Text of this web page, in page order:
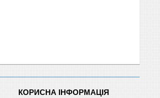
КОРИСНА ІНФОРМАЦІЯ